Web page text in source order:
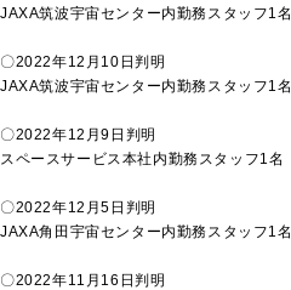
JAXA筑波宇宙センター内勤務スタッフ1名
〇2022年12月10日判明
JAXA筑波宇宙センター内勤務スタッフ1名
〇2022年12月9日判明
スペースサービス本社内勤務スタッフ1名
〇2022年12月5日判明
JAXA角田宇宙センター内勤務スタッフ1名
〇2022年11月16日判明